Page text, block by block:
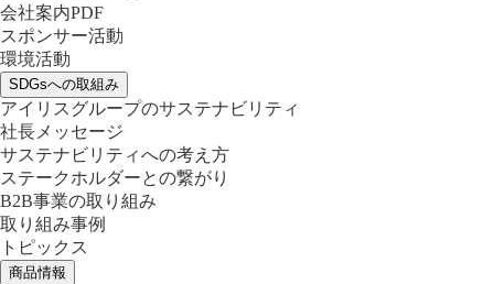
会社案内PDF
スポンサー活動
環境活動
SDGsへの取組み
アイリスグループのサステナビリティ
社長メッセージ
サステナビリティへの考え方
ステークホルダーとの繋がり
B2B事業の取り組み
取り組み事例
トピックス
商品情報